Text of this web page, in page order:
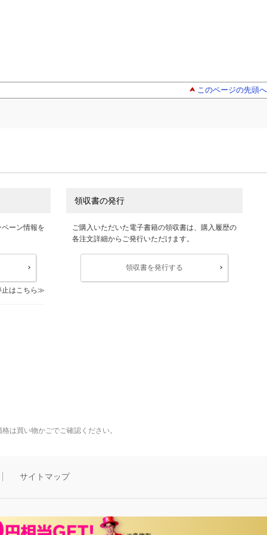
このページの先頭へ
ーン情報を
はこちら
領収書の発行
ご購入いただいた電子書籍の領収書は、購入履歴の
各注文詳細からご発行いただけます。
領収書を発行する
は買い物かごでご確認ください。
サイトマップ